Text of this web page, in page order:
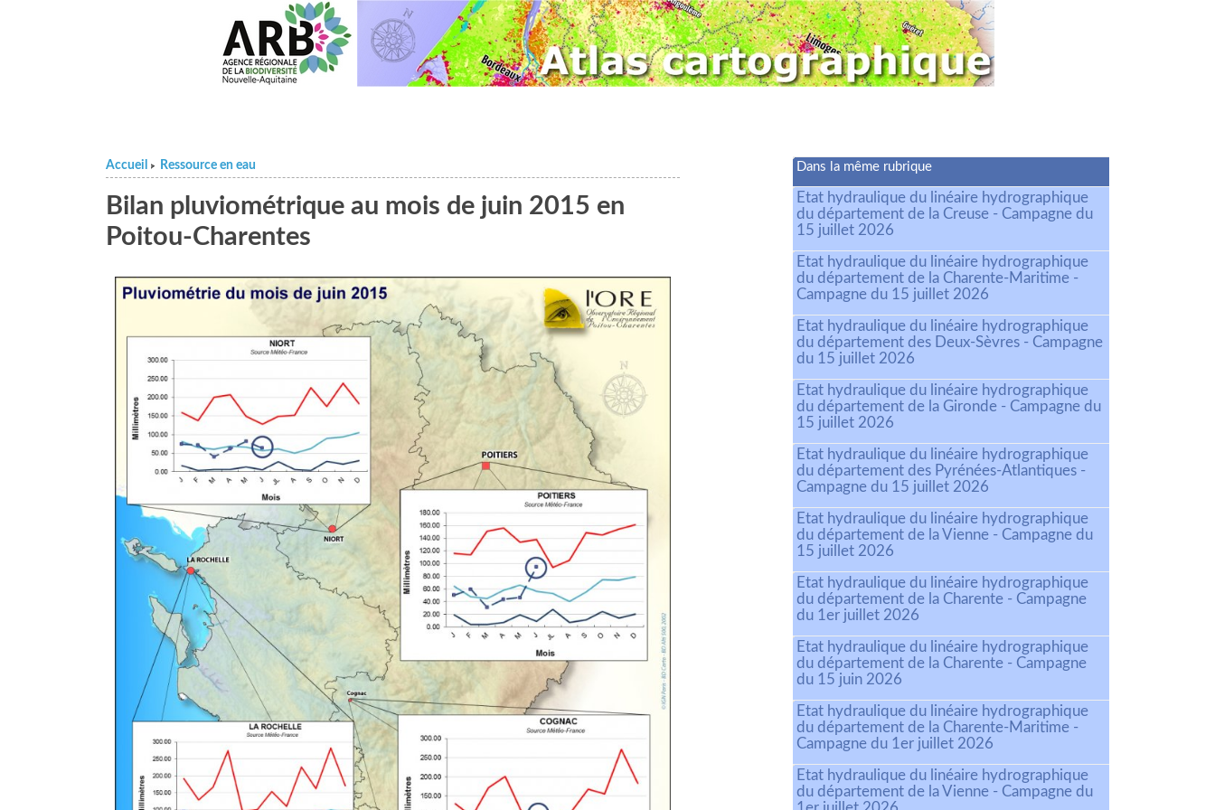
Accueil > Ressource en eau
Bilan pluviométrique au mois de juin 2015 en
Poitou-Charentes
Dans la même rubrique
Etat hydraulique du linéaire hydrographique
du département de la Creuse - Campagne du
15 juillet 2026
Etat hydraulique du linéaire hydrographique
du département de la Charente-Maritime -
Campagne du 15 juillet 2026
Etat hydraulique du linéaire hydrographique
du département des Deux-Sèvres - Campagne
du 15 juillet 2026
Etat hydraulique du linéaire hydrographique
du département de la Gironde - Campagne du
15 juillet 2026
Etat hydraulique du linéaire hydrographique
du département des Pyrénées-Atlantiques -
Campagne du 15 juillet 2026
Etat hydraulique du linéaire hydrographique
du département de la Vienne - Campagne du
15 juillet 2026
Etat hydraulique du linéaire hydrographique
du département de la Charente - Campagne
du 1er juillet 2026
Etat hydraulique du linéaire hydrographique
du département de la Charente - Campagne
du 15 juin 2026
Etat hydraulique du linéaire hydrographique
du département de la Charente-Maritime -
Campagne du 1er juillet 2026
Etat hydraulique du linéaire hydrographique
du département de la Vienne - Campagne du